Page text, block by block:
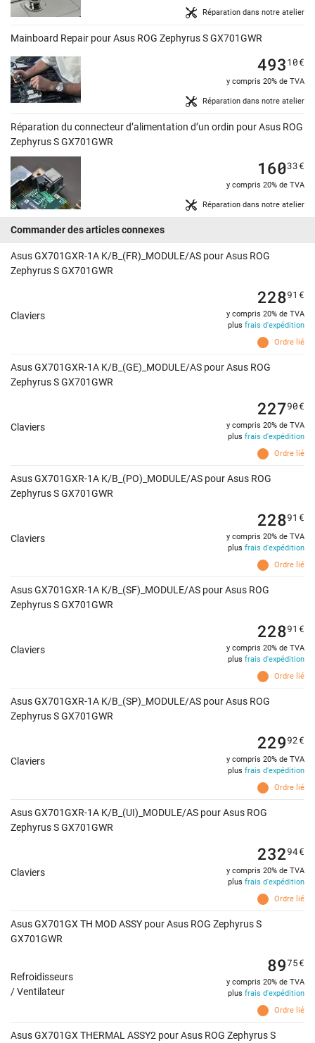
Réparation dans notre atelier
Mainboard Repair pour Asus ROG Zephyrus S GX701GWR
Réparation dans notre atelier
49310€
y compris 20% de TVA
Réparation du connecteur d’alimentation d’un ordin pour Asus ROG
Zephyrus S GX701GWR
Réparation dans notre atelier
16033€
y compris 20% de TVA
Commander des articles connexes
Asus GX701GXR-1A K/B_(FR)_MODULE/AS pour Asus ROG
Zephyrus S GX701GWR
Claviers
Ordre lié
22891 €
y compris 20% de TVA
plus frais d'expédition
Asus GX701GXR-1A K/B_(GE)_MODULE/AS pour Asus ROG
Zephyrus S GX701GWR
Claviers
Ordre lié
22790€
y compris 20% de TVA
plus frais d'expédition
Asus GX701GXR-1A K/B_(PO)_MODULE/AS pour Asus ROG
Zephyrus S GX701GWR
Claviers
Ordre lié
22891 €
y compris 20% de TVA
plus frais d'expédition
Asus GX701GXR-1A K/B_(SF)_MODULE/AS pour Asus ROG
Zephyrus S GX701GWR
Claviers
Ordre lié
22891 €
y compris 20% de TVA
plus frais d'expédition
Asus GX701GXR-1A K/B_(SP)_MODULE/AS pour Asus ROG
Zephyrus S GX701GWR
Claviers
Ordre lié
22992€
y compris 20% de TVA
plus frais d'expédition
Asus GX701GXR-1A K/B_(UI)_MODULE/AS pour Asus ROG
Zephyrus S GX701GWR
Claviers
Ordre lié
23294€
y compris 20% de TVA
plus frais d'expédition
Asus GX701GX TH MOD ASSY pour Asus ROG Zephyrus S
GX701GWR
Refroidisseurs
/ Ventilateur
Ordre lié
8975€
y compris 20% de TVA
plus frais d'expédition
Asus GX701GX THERMAL ASSY2 pour Asus ROG Zephyrus S